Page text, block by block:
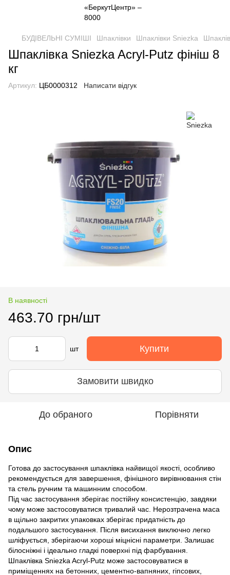
БУДІВЕЛЬНІ СУМІШІ Шпаклівки Шпаклівки Sniezka
Шпаклівка Sniezka Acryl-Putz фініш 8
кг
Артикул: ЦБ0000312 Написати відгук
В наявності
463.70 грн/шт
шт Купити
Замовити швидко
До обраного Порівняти
Опис
Готова до застосування шпаклівка найвищої якості, особливо
рекомендується для завершення, фінішного вирівнювання стін
та стель ручним та машинним способом.
Під час застосування зберігає постійну консистенцію, завдяки
чому може застосовуватися тривалий час. Нерозтрачена маса
в щільно закритих упаковках зберігає придатність до
подальшого застосування. Після висихання виключно легко
шліфується, зберігаючи хороші міцнісні параметри. Залишає
білосніжні і ідеально гладкі поверхні під фарбування.
Шпаклівка Sniezka Acryl-Putz може застосовуватися в
приміщеннях на бетонних, цементно-вапняних, гіпсових,